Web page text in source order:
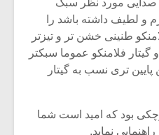
مورد نظر سبک
و لطیف داشته باشد را
طنینی خشن تر و تیزتر
گیتار فلامنکو عموما سبکتر
پایین تری نسب به گیتار
بود که امید است شما
نماید.